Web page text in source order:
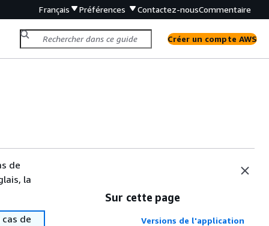
Français Préférences Contactez-nousCommentaire
Créer un compte AWS
de
la
de
Sur cette page
Versions de l'application